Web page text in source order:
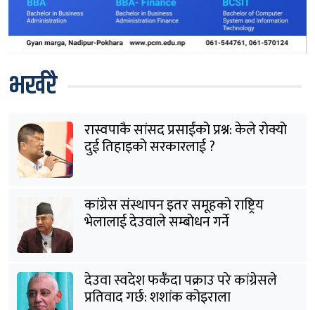
भर्खरै
रास्वपाकै सांसद प्रसाईंको प्रश्न: केले रोक्यो
दुई तिहाइको सरकारलाई ?
कांग्रेस संस्थापन इतर समूहको राष्ट्रिय
भेलालाई देउवाले सम्बोधन गर्ने
देउवा स्वदेश फर्कँदा पक्राउ परे कांग्रेसले
प्रतिवाद गर्छ: शशांक कोइराला